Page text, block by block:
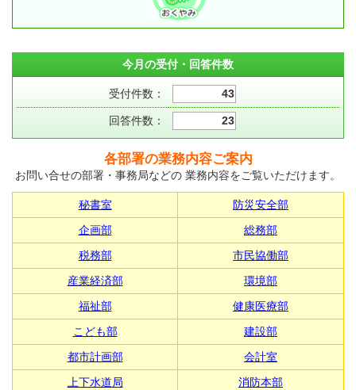
今月の受付・回答件数
受付件数： 43
回答件数： 23
各部署の業務内容ご案内
お問い合せの部署・事務局などの 業務内容をご覧いただけます。
秘書室
防災安全部
企画部
総務部
税務部
市民協働部
産業経済部
環境部
福祉部
健康医療部
こども部
建設部
都市計画部
会計室
上下水道局
消防本部